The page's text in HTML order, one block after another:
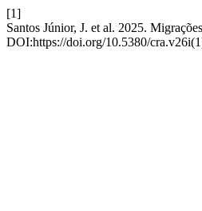
[1]
Santos Júnior, J. et al. 2025.
DOI:https://doi.org/10.5380/